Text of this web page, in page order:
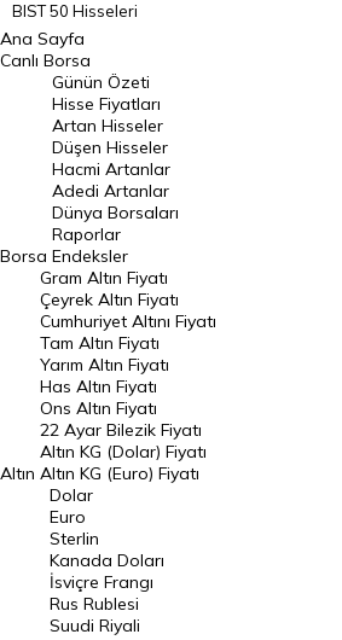
BIST 50 Hisseleri
BIST 100 Hisseleri
En Çok Artan Hisseler
En Çok Düşen Hisseler
Hacmi Artanlar
Geçmiş Kapanışlar
Dünya Borsaları
Raporlar
Endeksler
DÖVİZ
Döviz Kuru
Dolar Kuru
Euro Kuru
Pound Kuru
Frank Kuru
Riyal Kuru
Ana Sayfa
Canlı Borsa
Borsa
Günün Özeti
Hisse Fiyatları
Artan Hisseler
Düşen Hisseler
Hacmi Artanlar
Adedi Artanlar
Dünya Borsaları
Raporlar
Endeksler
Altın
Gram Altın Fiyatı
Çeyrek Altın Fiyatı
Cumhuriyet Altını Fiyatı
Tam Altın Fiyatı
Yarım Altın Fiyatı
Has Altın Fiyatı
Ons Altın Fiyatı
22 Ayar Bilezik Fiyatı
Altın KG (Dolar) Fiyatı
Altın KG (Euro) Fiyatı
Dolar
Euro
Sterlin
Kanada Doları
İsviçre Frangı
Rus Rublesi
Suudi Riyali